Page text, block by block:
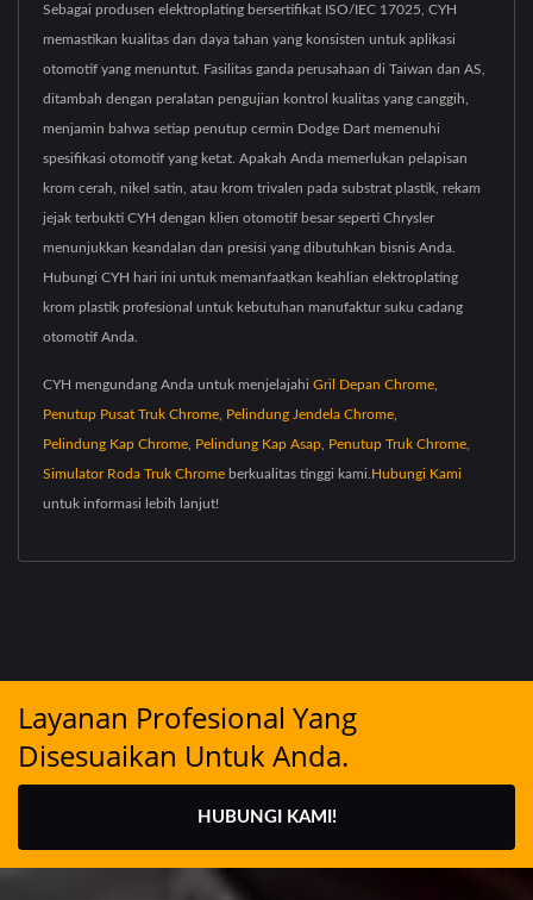
Sebagai produsen elektroplating bersertifikat ISO/IEC 17025, CYH
memastikan kualitas dan daya tahan yang konsisten untuk aplikasi
otomotif yang menuntut. Fasilitas ganda perusahaan di Taiwan dan AS,
ditambah dengan peralatan pengujian kontrol kualitas yang canggih,
menjamin bahwa setiap penutup cermin Dodge Dart memenuhi
spesifikasi otomotif yang ketat. Apakah Anda memerlukan pelapisan
krom cerah, nikel satin, atau krom trivalen pada substrat plastik, rekam
jejak terbukti CYH dengan klien otomotif besar seperti Chrysler
menunjukkan keandalan dan presisi yang dibutuhkan bisnis Anda.
Hubungi CYH hari ini untuk memanfaatkan keahlian elektroplating
krom plastik profesional untuk kebutuhan manufaktur suku cadang
otomotif Anda.
CYH mengundang Anda untuk menjelajahi Gril Depan Chrome
Penutup Pusat Truk Chrome Pelindung Jendela Chrome
Pelindung Kap Chrome Pelindung Kap Asap Penutup Truk Chrome
Simulator Roda Truk Chrome berkualitas tinggi kami. Hubungi Kami
untuk informasi lebih lanjut!
Layanan Profesional Yang
Disesuaikan Untuk Anda.
HUBUNGI KAMI!